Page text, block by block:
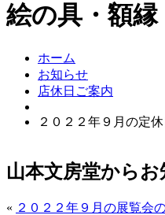
絵の具・額
ホーム
お知らせ
店休日ご案内
２０２２年９月の定
山本文房堂からお
« ２０２２年９月の展覧会